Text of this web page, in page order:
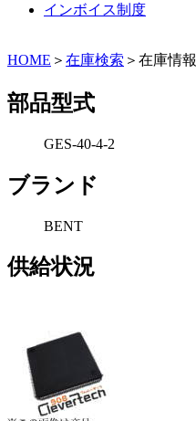
インボイス制度
HOME ＞ 在庫検索 ＞在庫情報
部品型式
GES-40-4-2
ブランド
BENT
供給状況